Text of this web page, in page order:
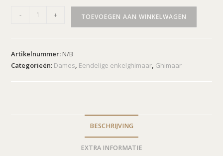
- + TOEVOEGEN AAN WINKELWAGEN
Artikelnummer: N/B
Categorieën: Dames, Eendelige enkelghimaar, Ghimaar
BESCHRIJVING
EXTRA INFORMATIE